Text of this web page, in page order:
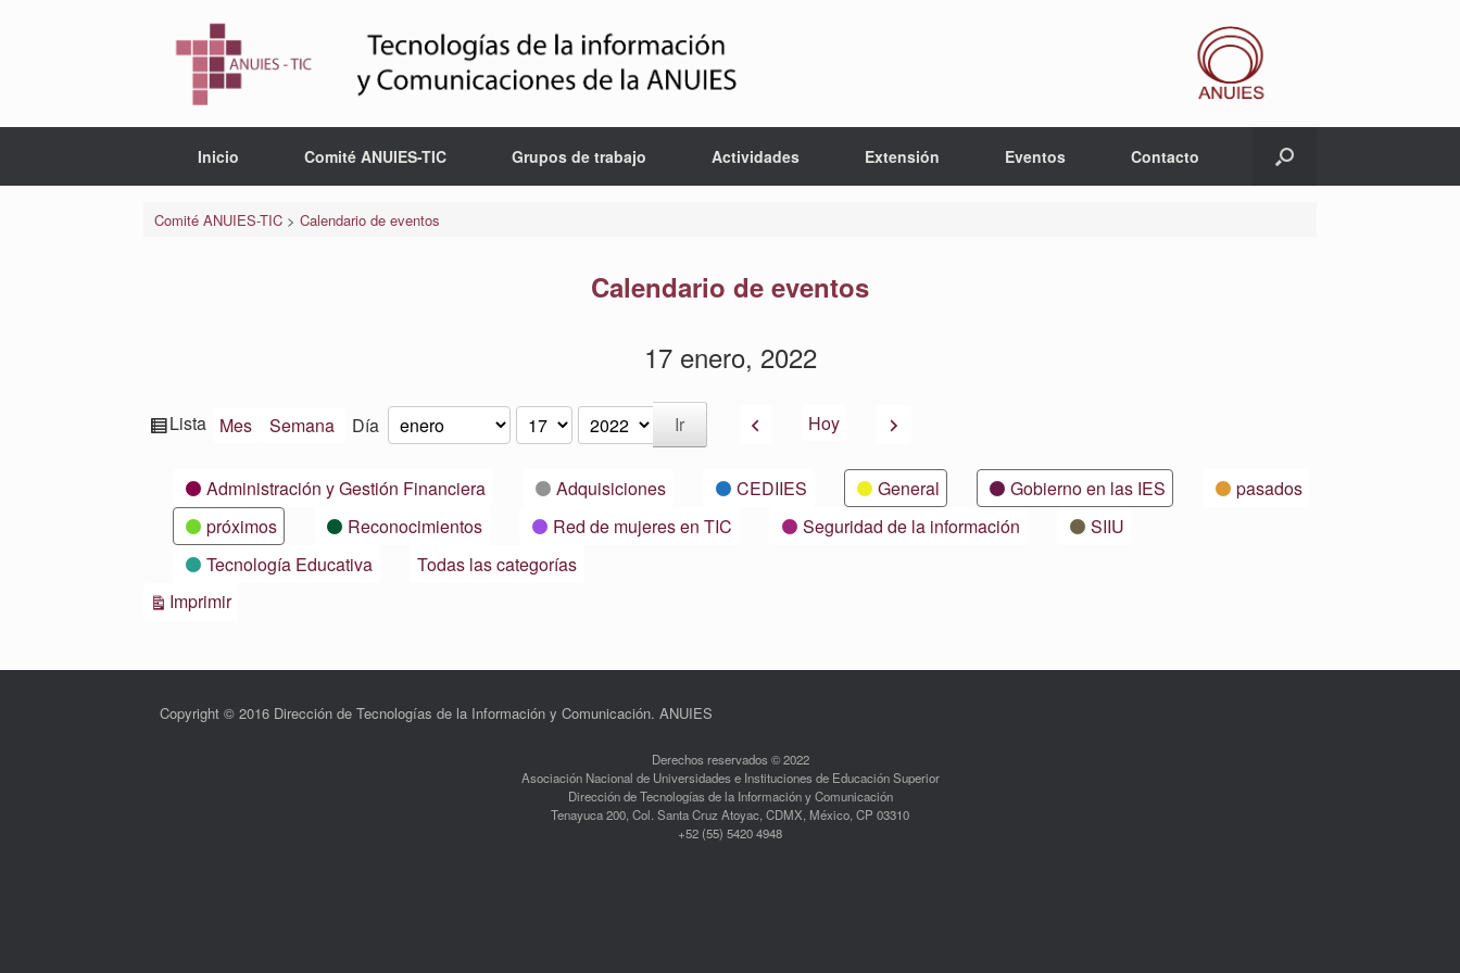
Inicio Comité ANUIES-TIC Grupos de trabajo Actividades Extensión Eventos Contacto
Comité ANUIES-TIC> Calendario de eventos
Calendario de eventos
17 enero, 2022
Ver
Lista Mes Semana Día Mes
Día
Año AnteriorHoy Siguiente
CategoríasAdministración y Gestión Financiera Adquisiciones CEDIIES General Gobierno en las IES
pasados
próximos
Reconocimientos Red de mujeres en TIC Seguridad de la información
SIIU
Tecnología Educativa
Todas las categorías
ImprimirVistas
Copyright © 2016 Dirección de Tecnologías de la Información y Comunicación. ANUIES
Derechos reservados © 2022
Asociación Nacional de Universidades e Instituciones de Educación Superior
Dirección de Tecnologías de la Información y Comunicación
Tenayuca 200, Col. Santa Cruz Atoyac, CDMX, México, CP 03310
+52 (55) 5420 4948